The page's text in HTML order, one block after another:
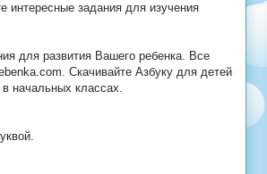
интересные задания для изучения
для развития Вашего ребенка. Все
Скачивайте Азбуку для детей
начальных классах.